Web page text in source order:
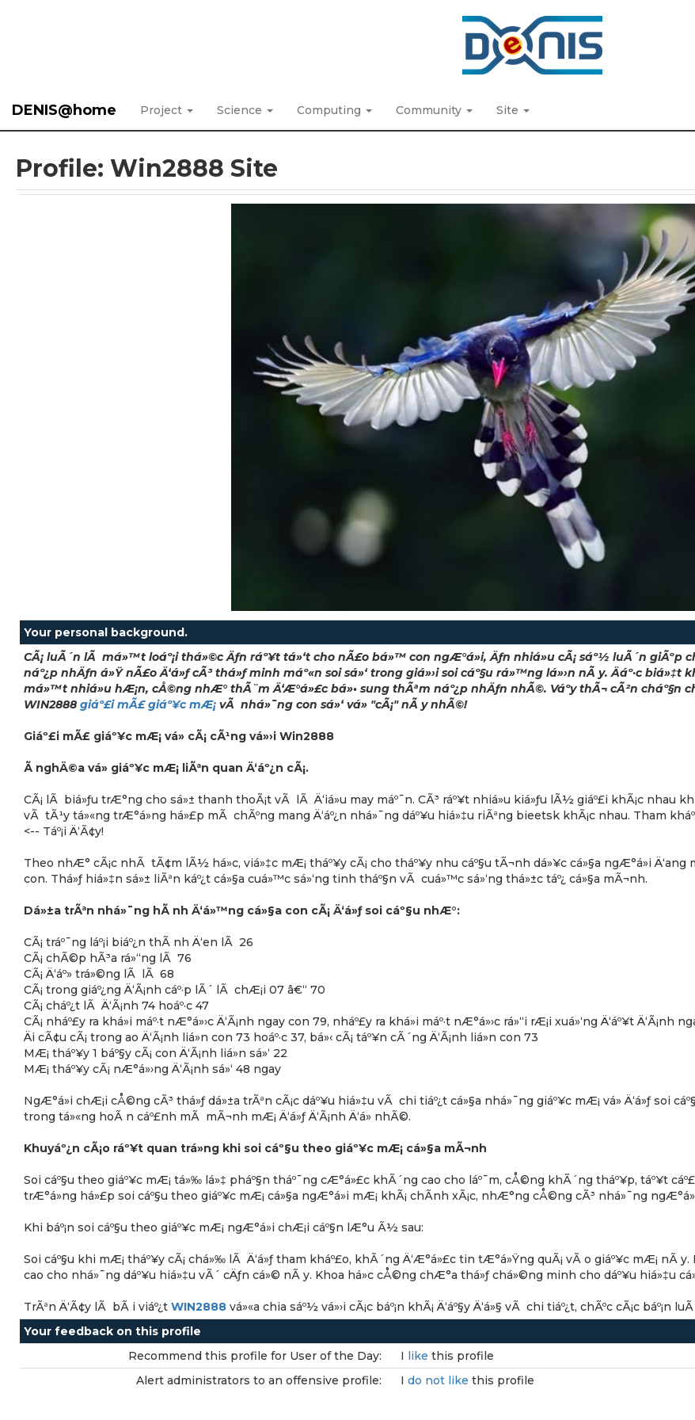
DENIS@home Project Science Computing Community Site
Profile: Win2888 Site
Your personal background.
CÃ¡ luÃ´n lÃ má»™t loáº¡i thá»©c Äƒn ráº¥t tá»‘t cho nÃ£o bá»™ con ngÆ°á»i, Äƒn nhiá»u cÃ¡ sáº½ luÃ´n giÃºp
náº¿p nhÄƒn á»Ÿ nÃ£o Ä‘á»ƒ cÃ³ thá»ƒ minh máº«n soi sá»‘ trong giá»›i soi cáº§u rá»™ng lá»›n nÃ y. Äáº·c biá»‡t
má»™t nhiá»u hÆ¡n, cÅ©ng nhÆ° thÃ¨m Ä‘Æ°á»£c bá»• sung thÃªm náº¿p nhÄƒn nhÃ©. Váº­y thÃ¬ cÃ²n cháº§n
WIN2888 giáº£i mÃ£ giáº¥c mÆ¡ vÃ nhá»¯ng con sá»‘ vá» "cÃ¡" nÃ y nhÃ©!
Giáº£i mÃ£ giáº¥c mÆ¡ vá» cÃ¡ cÃ¹ng vá»›i Win2888
Ã nghÄ©a vá» giáº¥c mÆ¡ liÃªn quan Ä‘áº¿n cÃ¡.
CÃ¡ lÃ biá»ƒu trÆ°ng cho sá»± thanh thoÃ¡t vÃ lÃ Ä‘iá»u may máº¯n. CÃ³ ráº¥t nhiá»u kiá»ƒu lÃ½ giáº£i khÃ¡c nhau
vÃ tÃ¹y tá»«ng trÆ°á»ng há»£p mÃ chÃºng mang Ä‘áº¿n nhá»¯ng dáº¥u hiá»‡u riÃªng bieetsk khÃ¡c nhau. Tham
<-- Táº¡i Ä‘Ã¢y!
Theo nhÆ° cÃ¡c nhÃ tÃ¢m lÃ½ há»c, viá»‡c mÆ¡ tháº¥y cÃ¡ cho tháº¥y nhu cáº§u tÃ¬nh dá»¥c cá»§a ngÆ°á»i Ä‘ang
con. Thá»ƒ hiá»‡n sá»± liÃªn káº¿t cá»§a cuá»™c sá»‘ng tinh tháº§n vÃ cuá»™c sá»‘ng thá»±c táº¿ cá»§a mÃ¬nh.
Dá»±a trÃªn nhá»¯ng hÃ nh Ä‘á»™ng cá»§a con cÃ¡ Ä‘á»ƒ soi cáº§u nhÆ°:
CÃ¡ tráº¯ng láº¡i biáº¿n thÃ nh Ä‘en lÃ 26
CÃ¡ chÃ©p hÃ³a rá»“ng lÃ 76
CÃ¡ Ä‘áº» trá»©ng lÃ lÃ 68
CÃ¡ trong giáº¿ng Ä‘Ã¡nh cáº·p lÃ´ lÃ chÆ¡i 07 â€“ 70
CÃ¡ cháº¿t lÃ Ä‘Ã¡nh 74 hoáº·c 47
CÃ¡ nháº£y ra khá»i máº·t nÆ°á»›c Ä‘Ã¡nh ngay con 79, nháº£y ra khá»i máº·t nÆ°á»›c rá»“i rÆ¡i xuá»‘ng Ä‘áº¥t Ä‘Ã¡nh
Äi cÃ¢u cÃ¡ trong ao Ä‘Ã¡nh liá»n con 73 hoáº·c 37, bá»‹ cÃ¡ táº¥n cÃ´ng Ä‘Ã¡nh liá»n con 73
MÆ¡ tháº¥y 1 báº§y cÃ¡ con Ä‘Ã¡nh liá»n sá»‘ 22
MÆ¡ tháº¥y cÃ¡ nÆ°á»›ng Ä‘Ã¡nh sá»‘ 48 ngay
NgÆ°á»i chÆ¡i cÅ©ng cÃ³ thá»ƒ dá»±a trÃªn cÃ¡c dáº¥u hiá»‡u vÃ chi tiáº¿t cá»§a nhá»¯ng giáº¥c mÆ¡ vá» Ä‘á»ƒ soi
trong tá»«ng hoÃ n cáº£nh mÃ mÃ¬nh mÆ¡ Ä‘á»ƒ Ä‘Ã¡nh Ä‘á» nhÃ©.
Khuyáº¿n cÃ¡o ráº¥t quan trá»ng khi soi cáº§u theo giáº¥c mÆ¡ cá»§a mÃ¬nh
Soi cáº§u theo giáº¥c mÆ¡ tá»‰ lá»‡ pháº§n tháº¯ng cÆ°á»£c khÃ´ng cao cho láº¯m, cÅ©ng khÃ´ng tháº¥p, táº¥t cáº£
trÆ°á»ng há»£p soi cáº§u theo giáº¥c mÆ¡ cá»§a ngÆ°á»i mÆ¡ khÃ¡ chÃ­nh xÃ¡c, nhÆ°ng cÅ©ng cÃ³ nhá»¯ng
Khi báº¡n soi cáº§u theo giáº¥c mÆ¡ ngÆ°á»i chÆ¡i cáº§n lÆ°u Ã½ sau:
Soi cáº§u khi mÆ¡ tháº¥y cÃ¡ chá»‰ lÃ Ä‘á»ƒ tham kháº£o, khÃ´ng Ä‘Æ°á»£c tin tÆ°á»Ÿng quÃ¡ vÃ o giáº¥c mÆ¡ nÃ
cao cho nhá»¯ng dáº¥u hiá»‡u vÃ´ cÄƒn cá»© nÃ y. Khoa há»c cÅ©ng chÆ°a thá»ƒ chá»©ng minh cho dáº¥u hiá»‡u
TrÃªn Ä‘Ã¢y lÃ bÃ i viáº¿t WIN2888 vá»«a chia sáº½ vá»›i cÃ¡c báº¡n khÃ¡ Ä‘áº§y Ä‘á»§ vÃ chi tiáº¿t, chÃºc cÃ¡c
Your feedback on this profile
Recommend this profile for User of the Day:
I like this profile
Alert administrators to an offensive profile:
I do not like this profile